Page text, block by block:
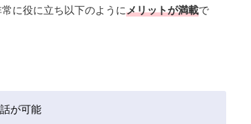
に役に立ち以下のようにメリットが満載で
が可能